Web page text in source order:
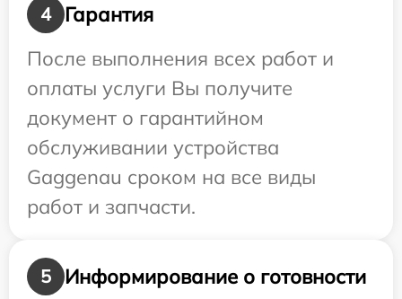
4
Гарантия
После выполнения всех работ и
оплаты услуги Вы получите
документ о гарантийном
обслуживании устройства
Gaggenau сроком на все виды
работ и запчасти.
5
Информирование о готовности